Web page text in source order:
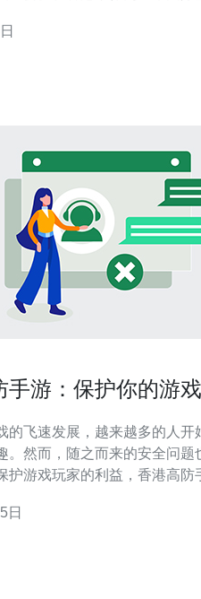
，香港服务器是否可以同时使
手游：保护你的游
的飞速发展，越来越多的人开
。然而，随之而来的安全问题
护游戏玩家的利益，香港高防
日